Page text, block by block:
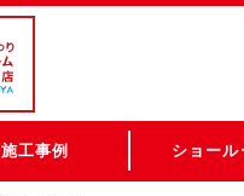
施工事例 ショール